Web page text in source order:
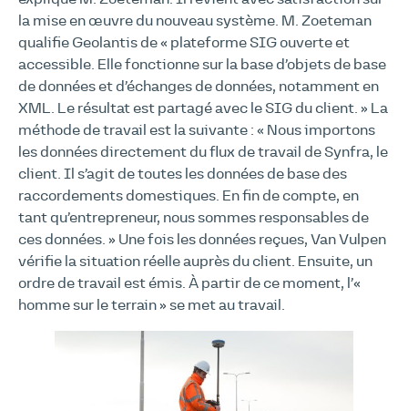
la mise en œuvre du nouveau système. M. Zoeteman
qualifie Geolantis de « plateforme SIG ouverte et
accessible. Elle fonctionne sur la base d’objets de base
de données et d’échanges de données, notamment en
XML. Le résultat est partagé avec le SIG du client. » La
méthode de travail est la suivante : « Nous importons
les données directement du flux de travail de Synfra, le
client. Il s’agit de toutes les données de base des
raccordements domestiques. En fin de compte, en
tant qu’entrepreneur, nous sommes responsables de
ces données. » Une fois les données reçues, Van Vulpen
vérifie la situation réelle auprès du client. Ensuite, un
ordre de travail est émis. À partir de ce moment, l’«
homme sur le terrain » se met au travail.